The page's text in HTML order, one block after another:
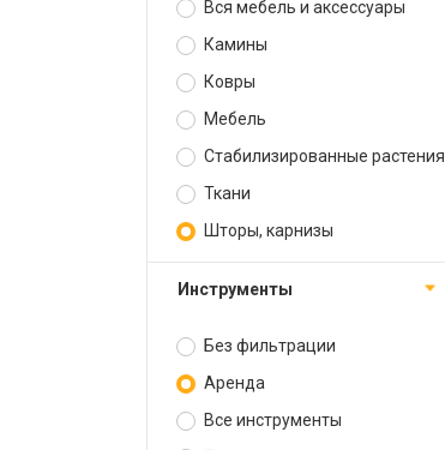
Вся мебель и аксессуары
Камины
Ковры
Мебель
Стабилизированные растения
Ткани
Шторы, карнизы
Инструменты
Без фильтрации
Аренда
Все инструменты